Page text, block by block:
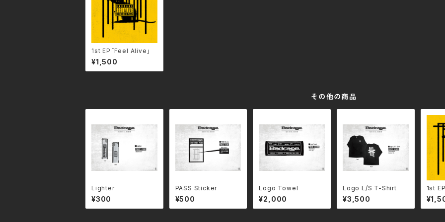
1st EP「Feel Alive」
¥1,500
その他の商品
Lighter
¥300
PASS Sticker
¥500
Logo Towel
¥2,000
Logo L/S T-Shirt
¥3,500
1st